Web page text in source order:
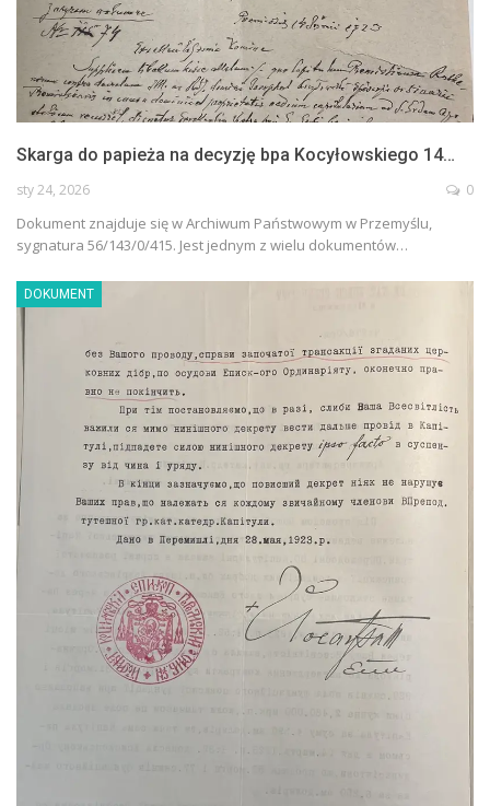
Skarga do papieża na decyzję bpa Kocyłowskiego 14…
sty 24, 2026 0
Dokument znajduje się w Archiwum Państwowym w Przemyślu,
sygnatura 56/143/0/415. Jest jednym z wielu dokumentów…
DOKUMENT